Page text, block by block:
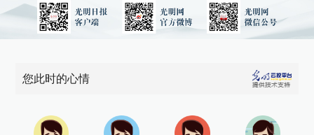
您此时的心情